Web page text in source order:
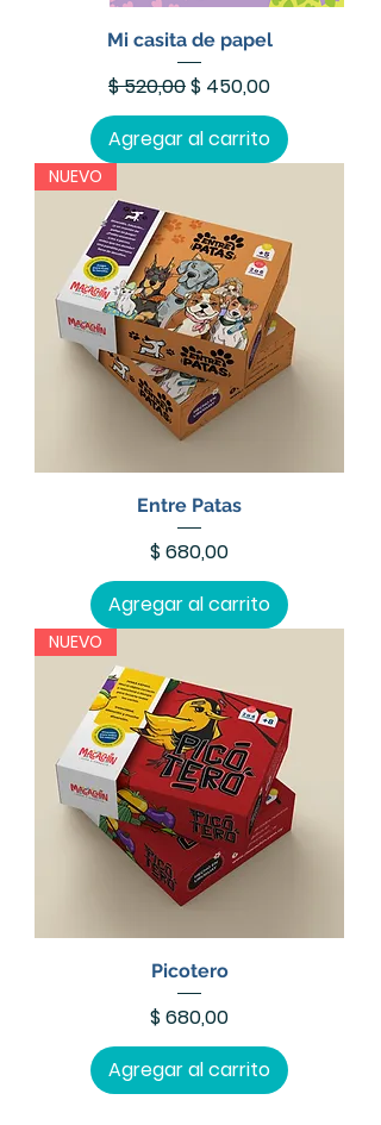
Mi casita de papel
Precio
$ 520,00Precio de oferta
$ 450,00
Agregar al carrito
NUEVO
Entre Patas
Precio
$ 680,00
Agregar al carrito
NUEVO
Picotero
Precio
$ 680,00
Agregar al carrito